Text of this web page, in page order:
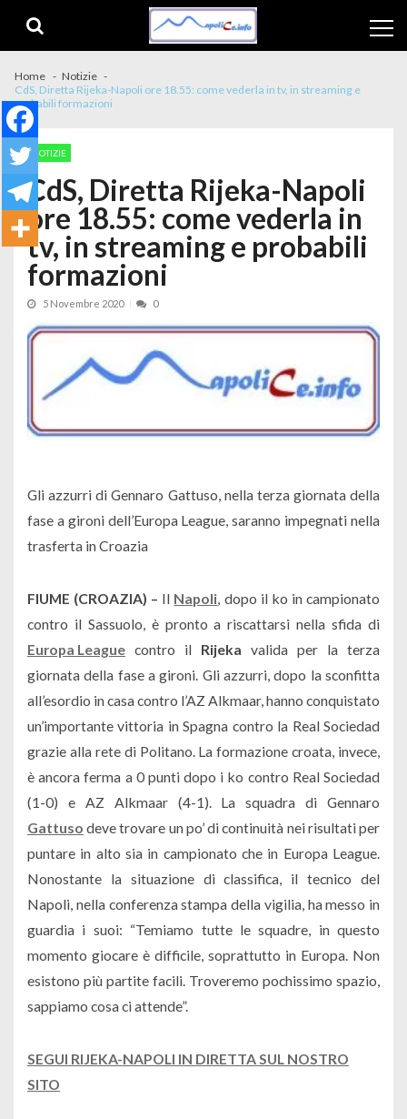
Home
Notizie
CdS, Diretta Rijeka-Napoli ore 18.55: come vederla in tv, in streaming e
probabili formazioni
NOTIZIE
CdS, Diretta Rijeka-Napoli
ore 18.55: come vederla in
tv, in streaming e probabili
formazioni
5 Novembre 2020 0
Gli azzurri di Gennaro Gattuso, nella terza giornata della
fase a gironi dell’Europa League, saranno impegnati nella
trasferta in Croazia
FIUME (CROAZIA) – Il Napoli , dopo il ko in campionato
contro il Sassuolo, è pronto a riscattarsi nella sfida di
Europa League contro il Rijeka valida per la terza
giornata della fase a gironi. Gli azzurri, dopo la sconfitta
all’esordio in casa contro l’AZ Alkmaar, hanno conquistato
un’importante vittoria in Spagna contro la Real Sociedad
grazie alla rete di Politano. La formazione croata, invece,
è ancora ferma a 0 punti dopo i ko contro Real Sociedad
(1-0) e AZ Alkmaar (4-1). La squadra di Gennaro
Gattuso deve trovare un po’ di continuità nei risultati per
puntare in alto sia in campionato che in Europa League.
Nonostante la situazione di classifica, il tecnico del
Napoli, nella conferenza stampa della vigilia, ha messo in
guardia i suoi: “Temiamo tutte le squadre, in questo
momento giocare è difficile, soprattutto in Europa. Non
esistono più partite facili. Troveremo pochissimo spazio,
sappiamo cosa ci attende”.
SEGUI RIJEKA-NAPOLI IN DIRETTA SUL NOSTRO
SITO